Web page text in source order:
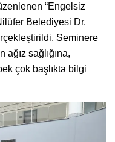
“Engelsiz
Belediyesi Dr.
Seminere
sağlığına,
çok başlıkta bilgi